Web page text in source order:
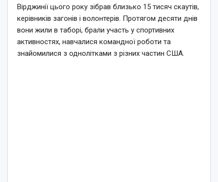
Вірджинії цього року зібрав близько 15 тисяч скаутів,
керівників загонів і волонтерів. Протягом десяти днів
вони жили в таборі, брали участь у спортивних
активностях, навчалися командної роботи та
знайомилися з однолітками з різних частин США.